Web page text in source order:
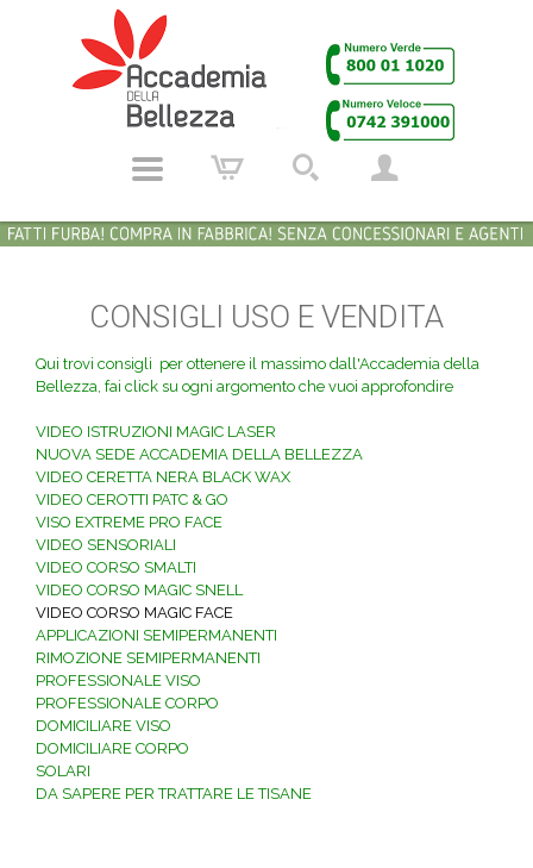
CONSIGLI USO E VENDITA
Qui trovi consigli per ottenere il massimo dall'Accademia della
Bellezza, fai click su ogni argomento che vuoi approfondire
VIDEO ISTRUZIONI MAGIC LASER
NUOVA SEDE ACCADEMIA DELLA BELLEZZA
VIDEO CERETTA NERA BLACK WAX
VIDEO CEROTTI PATC & GO
VISO EXTREME PRO FACE
VIDEO SENSORIALI
VIDEO CORSO SMALTI
VIDEO CORSO MAGIC SNELL
VIDEO CORSO MAGIC FACE
APPLICAZIONI SEMIPERMANENTI
RIMOZIONE SEMIPERMANENTI
PROFESSIONALE VISO
PROFESSIONALE CORPO
DOMICILIARE VISO
DOMICILIARE CORPO
SOLARI
DA SAPERE PER TRATTARE LE TISANE